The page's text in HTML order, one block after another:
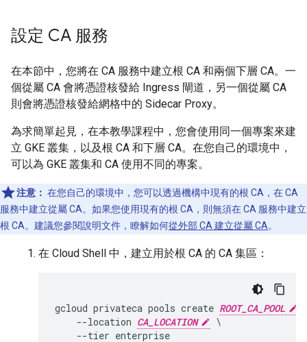
設定 CA 服務
在本節中，您將在 CA 服務中建立根 CA 和兩個下層 CA。一
個從屬 CA 會將憑證核發給 Ingress 閘道，另一個從屬 CA
則會將憑證核發給網格中的 Sidecar Proxy。
為求簡單起見，在本教學課程中，您會使用同一個專案來建
立 GKE 叢集，以及根 CA 和下層 CA。在您自己的環境中，
可以為 GKE 叢集和 CA 使用不同的專案。
注意： 在您自己的環境中，您可以透過機構中現有的根 CA，在 CA
服務中建立從屬 CA。如果您使用現有的根 CA，則無須在 CA 服務中建立
根 CA。建議您參閱說明文件，瞭解如何從外部 CA 建立從屬 CA。
在 Cloud Shell 中，建立用於根 CA 的 CA 集區：
gcloud privateca pools create ROOT_CA_POOL
    --location
CA_LOCATION
\